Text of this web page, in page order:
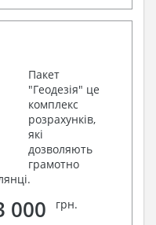
Пакет
"Геодезія" це
комплекс
розрахунків,
які
дозволяють
грамотно
000 грн.